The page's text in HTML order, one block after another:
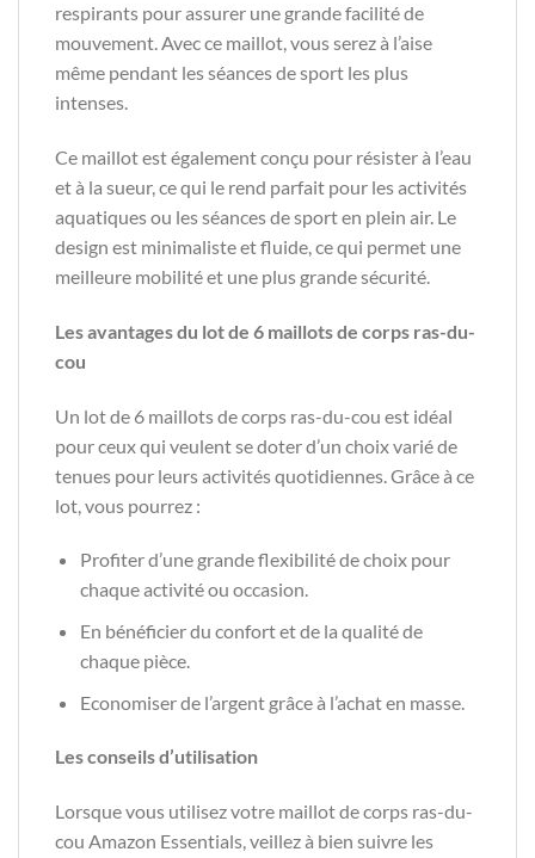
respirants pour assurer une grande facilité de
mouvement. Avec ce maillot, vous serez à l’aise
même pendant les séances de sport les plus
intenses.
Ce maillot est également conçu pour résister à l’eau
et à la sueur, ce qui le rend parfait pour les activités
aquatiques ou les séances de sport en plein air. Le
design est minimaliste et fluide, ce qui permet une
meilleure mobilité et une plus grande sécurité.
Les avantages du lot de 6 maillots de corps ras-du-
cou
Un lot de 6 maillots de corps ras-du-cou est idéal
pour ceux qui veulent se doter d’un choix varié de
tenues pour leurs activités quotidiennes. Grâce à ce
lot, vous pourrez :
Profiter d’une grande flexibilité de choix pour
chaque activité ou occasion.
En bénéficier du confort et de la qualité de
chaque pièce.
Economiser de l’argent grâce à l’achat en masse.
Les conseils d’utilisation
Lorsque vous utilisez votre maillot de corps ras-du-
cou Amazon Essentials, veillez à bien suivre les